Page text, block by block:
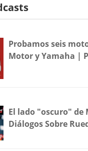
Probamos seis
Motor y Yamaha |
El lado "oscuro" de
Diálogos Sobre